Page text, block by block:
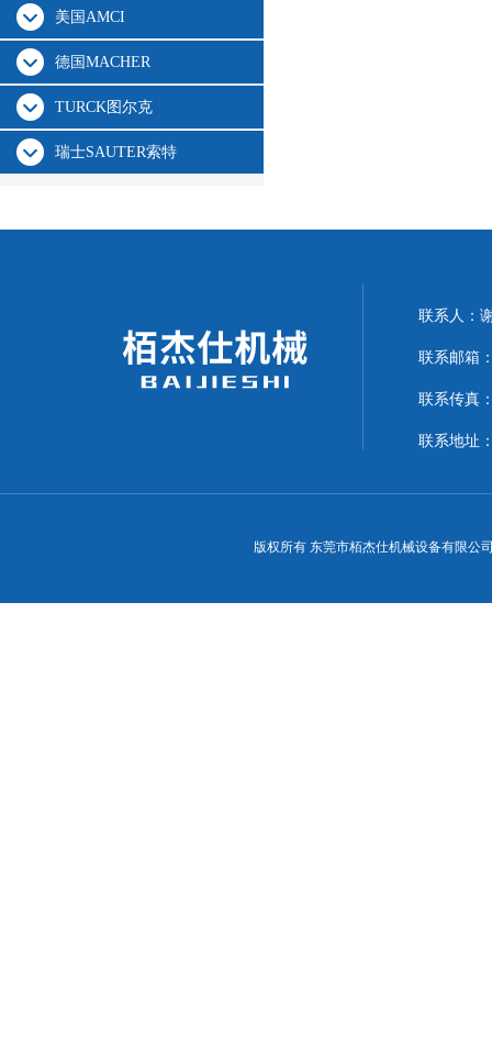
美国AMCI
德国MACHER
TURCK图尔克
瑞士SAUTER索特
联系人：
联系邮箱
联系传真
联系地址
版权所有 东莞市栢杰仕机械设备有限公